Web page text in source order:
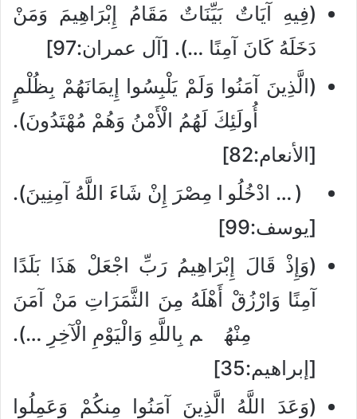
(فِيهِ آيَاتٌ بَيِّنَاتٌ مَقَامُ إِبْرَاهِيمَ وَمَنْ
دَخَلَهُ كَانَ آمِنًا …). [آل عمران:97]
(الَّذِينَ آمَنُوا وَلَمْ يَلْبِسُوا إِيمَانَهُمْ بِظُلْمٍ
أُولَئِكَ لَهُمُ الْأَمْنُ وَهُمْ مُهْتَدُونَ).
[الأنعام:82]
(… ادْخُلُوا مِصْرَ إِنْ شَاءَ اللَّهُ آمِنِينَ).
[يوسف:99]
(وَإِذْ قَالَ إِبْرَاهِيمُ رَبِّ اجْعَلْ هَذَا بَلَدًا
آمِنًا وَارْزُقْ أَهْلَهُ مِنَ الثَّمَرَاتِ مَنْ آمَنَ
مِنْهُم بِاللَّهِ وَالْيَوْمِ الْآخِرِ …).
[إبراهيم:35]
(وَعَدَ اللَّهُ الَّذِينَ آمَنُوا مِنكُمْ وَعَمِلُوا